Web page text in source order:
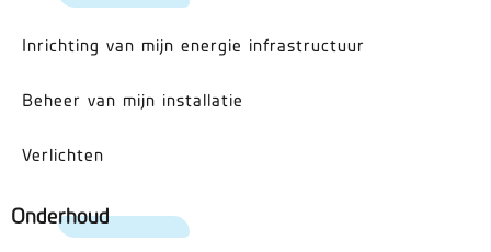
Inrichting van mijn energie infrastructuur
Beheer van mijn installatie
Verlichten
Onderhoud